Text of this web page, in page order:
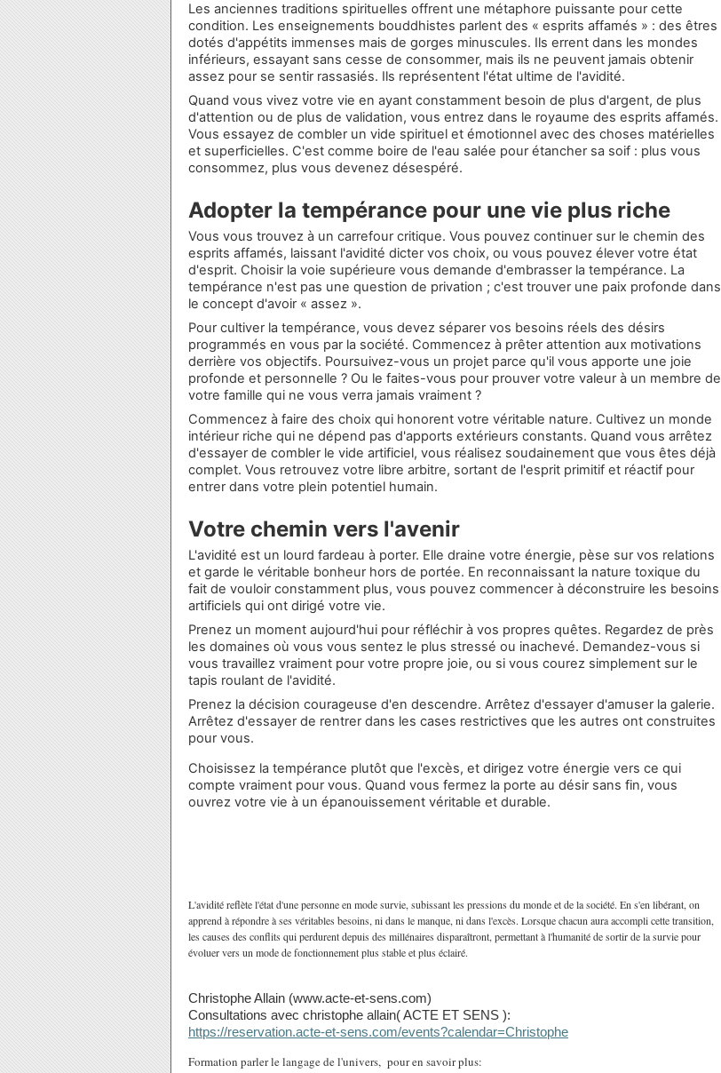
Les anciennes traditions spirituelles offrent une métaphore puissante pour cette
condition. Les enseignements bouddhistes parlent des « esprits affamés » : des êtres
dotés d'appétits immenses mais de gorges minuscules. Ils errent dans les mondes
inférieurs, essayant sans cesse de consommer, mais ils ne peuvent jamais obtenir
assez pour se sentir rassasiés. Ils représentent l'état ultime de l'avidité.
Quand vous vivez votre vie en ayant constamment besoin de plus d'argent, de plus
d'attention ou de plus de validation, vous entrez dans le royaume des esprits affamés.
Vous essayez de combler un vide spirituel et émotionnel avec des choses matérielles
et superficielles. C'est comme boire de l'eau salée pour étancher sa soif : plus vous
consommez, plus vous devenez désespéré.
Adopter la tempérance pour une vie plus riche
Vous vous trouvez à un carrefour critique. Vous pouvez continuer sur le chemin des
esprits affamés, laissant l'avidité dicter vos choix, ou vous pouvez élever votre état
d'esprit. Choisir la voie supérieure vous demande d'embrasser la tempérance. La
tempérance n'est pas une question de privation ; c'est trouver une paix profonde dans
le concept d'avoir « assez ».
Pour cultiver la tempérance, vous devez séparer vos besoins réels des désirs
programmés en vous par la société. Commencez à prêter attention aux motivations
derrière vos objectifs. Poursuivez-vous un projet parce qu'il vous apporte une joie
profonde et personnelle ? Ou le faites-vous pour prouver votre valeur à un membre de
votre famille qui ne vous verra jamais vraiment ?
Commencez à faire des choix qui honorent votre véritable nature. Cultivez un monde
intérieur riche qui ne dépend pas d'apports extérieurs constants. Quand vous arrêtez
d'essayer de combler le vide artificiel, vous réalisez soudainement que vous êtes déjà
complet. Vous retrouvez votre libre arbitre, sortant de l'esprit primitif et réactif pour
entrer dans votre plein potentiel humain.
Votre chemin vers l'avenir
L'avidité est un lourd fardeau à porter. Elle draine votre énergie, pèse sur vos relations
et garde le véritable bonheur hors de portée. En reconnaissant la nature toxique du
fait de vouloir constamment plus, vous pouvez commencer à déconstruire les besoins
artificiels qui ont dirigé votre vie.
Prenez un moment aujourd'hui pour réfléchir à vos propres quêtes. Regardez de près
les domaines où vous vous sentez le plus stressé ou inachevé. Demandez-vous si
vous travaillez vraiment pour votre propre joie, ou si vous courez simplement sur le
tapis roulant de l'avidité.
Prenez la décision courageuse d'en descendre. Arrêtez d'essayer d'amuser la galerie.
Arrêtez d'essayer de rentrer dans les cases restrictives que les autres ont construites
pour vous.
Choisissez la tempérance plutôt que l'excès, et dirigez votre énergie vers ce qui
compte vraiment pour vous. Quand vous fermez la porte au désir sans fin, vous
ouvrez votre vie à un épanouissement véritable et durable.
L'avidité reflète l'état d'une personne en mode survie, subissant les pressions du monde et de la société. En s'en libérant, on
apprend à répondre à ses véritables besoins, ni dans le manque, ni dans l'excès. Lorsque chacun aura accompli cette transition,
les causes des conflits qui perdurent depuis des millénaires disparaîtront, permettant à l'humanité de sortir de la survie pour
évoluer vers un mode de fonctionnement plus stable et plus éclairé.
Christophe Allain (www.acte-et-sens.com)
Consultations avec christophe allain( ACTE ET SENS ):
https://reservation.acte-et-sens.com/events?calendar=Christophe
Formation parler le langage de l'univers, pour en savoir plus: